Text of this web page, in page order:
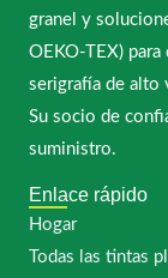
granel y
OEKO-TEX)
serigrafía de alto
Su socio de
suministro.
Enlace rápido
Hogar
Todas las tintas